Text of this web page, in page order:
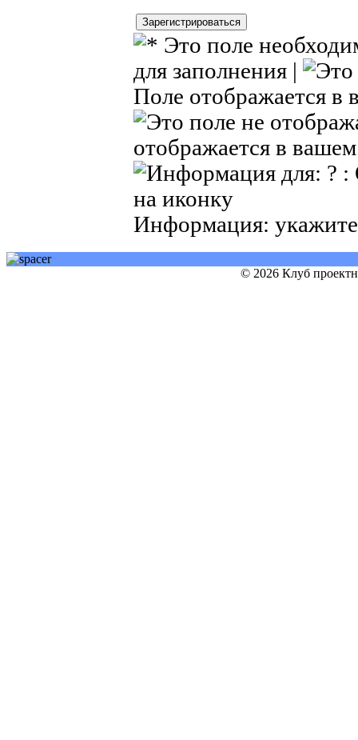
для заполнения |
Поле отображается в
отображается в
Информация:
© 2026 Клуб